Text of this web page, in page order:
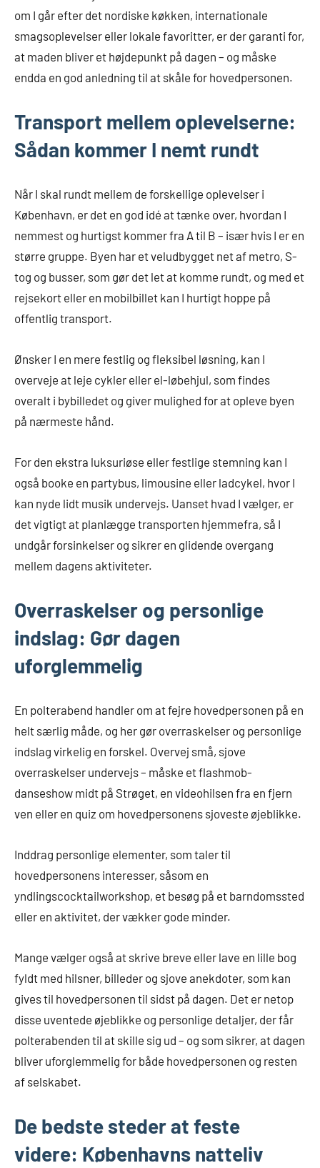
om I går efter det nordiske køkken, internationale
smagsoplevelser eller lokale favoritter, er der garanti for,
at maden bliver et højdepunkt på dagen – og måske
endda en god anledning til at skåle for hovedpersonen.
Transport mellem oplevelserne:
Sådan kommer I nemt rundt
Når I skal rundt mellem de forskellige oplevelser i
København, er det en god idé at tænke over, hvordan I
nemmest og hurtigst kommer fra A til B – især hvis I er en
større gruppe. Byen har et veludbygget net af metro, S-
tog og busser, som gør det let at komme rundt, og med et
rejsekort eller en mobilbillet kan I hurtigt hoppe på
offentlig transport.
Ønsker I en mere festlig og fleksibel løsning, kan I
overveje at leje cykler eller el-løbehjul, som findes
overalt i bybilledet og giver mulighed for at opleve byen
på nærmeste hånd.
For den ekstra luksuriøse eller festlige stemning kan I
også booke en partybus, limousine eller ladcykel, hvor I
kan nyde lidt musik undervejs. Uanset hvad I vælger, er
det vigtigt at planlægge transporten hjemmefra, så I
undgår forsinkelser og sikrer en glidende overgang
mellem dagens aktiviteter.
Overraskelser og personlige
indslag: Gør dagen
uforglemmelig
En polterabend handler om at fejre hovedpersonen på en
helt særlig måde, og her gør overraskelser og personlige
indslag virkelig en forskel. Overvej små, sjove
overraskelser undervejs – måske et flashmob-
danseshow midt på Strøget, en videohilsen fra en fjern
ven eller en quiz om hovedpersonens sjoveste øjeblikke.
Inddrag personlige elementer, som taler til
hovedpersonens interesser, såsom en
yndlingscocktailworkshop, et besøg på et barndomssted
eller en aktivitet, der vækker gode minder.
Mange vælger også at skrive breve eller lave en lille bog
fyldt med hilsner, billeder og sjove anekdoter, som kan
gives til hovedpersonen til sidst på dagen. Det er netop
disse uventede øjeblikke og personlige detaljer, der får
polterabenden til at skille sig ud – og som sikrer, at dagen
bliver uforglemmelig for både hovedpersonen og resten
af selskabet.
De bedste steder at feste
videre: Københavns natteliv